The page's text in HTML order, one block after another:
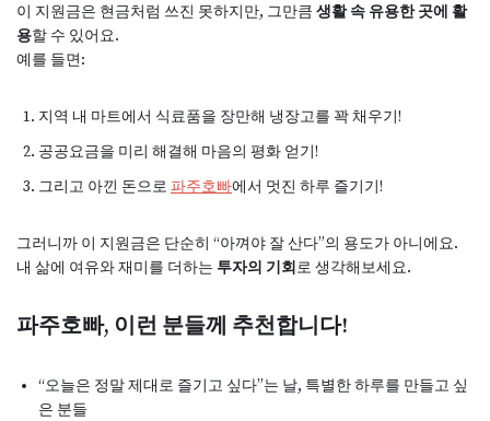
이 지원금은 현금처럼 쓰진 못하지만, 그만큼 생활 속 유용한 곳에 활
용할 수 있어요.
예를 들면:
지역 내 마트에서 식료품을 장만해 냉장고를 꽉 채우기!
공공요금을 미리 해결해 마음의 평화 얻기!
그리고 아낀 돈으로 파주호빠에서 멋진 하루 즐기기!
그러니까 이 지원금은 단순히 “아껴야 잘 산다”의 용도가 아니에요.
내 삶에 여유와 재미를 더하는 투자의 기회 로 생각해보세요.
파주호빠, 이런 분들께 추천합니다!
“오늘은 정말 제대로 즐기고 싶다”는 날, 특별한 하루를 만들고 싶
은 분들